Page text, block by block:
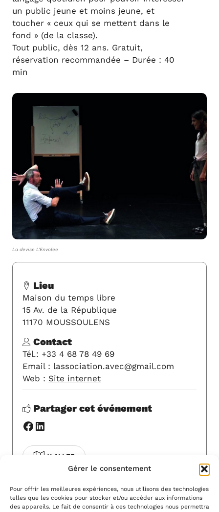
Gérer le consentement
Pour offrir les meilleures expériences, nous utilisons des technologies
telles que les cookies pour stocker et/ou accéder aux informations
des appareils. Le fait de consentir à ces technologies nous permettra
un public jeune et moins jeune, et
toucher « ceux qui se mettent dans le
fond » (de la classe).
Tout public, dès 12 ans. Gratuit,
réservation recommandée – Durée : 40
min
La devise L'Envolee
Lieu
Maison du temps libre
15 Av. de la République
11170 MOUSSOULENS
Contact
Tél.: +33 4 68 78 49 69
Email : lassociation.avec@gmail.com
Web : Site internet
Partager cet événement
Facebook
LinkedIn
Y ALLER
Pour modifier cet événement, contactez-